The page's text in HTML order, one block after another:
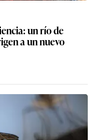
un río de
a un nuevo